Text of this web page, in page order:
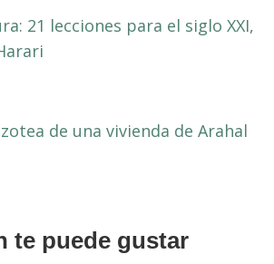
21 lecciones para el siglo XXI,
de una vivienda de Arahal
te puede gustar